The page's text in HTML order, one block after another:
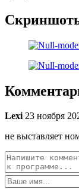
Lexi 23 ноября
не выставляет